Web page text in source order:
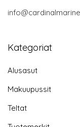
Kategoriat
Alusasut
Makuupussit
Teltat